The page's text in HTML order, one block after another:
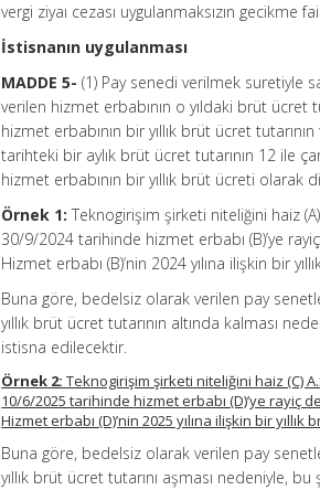
vergi ziyaı cezası uygulanmaksızın
İstisnanın uygulanması
MADDE 5-(1) Pay senedi verilmek suretiyle
verilen hizmet erbabının o yıldaki brüt ücret
hizmet erbabının bir yıllık brüt ücret
tarihteki bir aylık brüt ücret tutarının 12 ile
hizmet erbabının bir yıllık brüt ücreti olarak
Örnek 1:Teknogirişim şirketi niteliğini haiz
30/9/2024 tarihinde hizmet erbabı (B)’ye
Hizmet erbabı (B)’nin 2024 yılına ilişkin bir
Buna göre, bedelsiz olarak verilen pay
yıllık brüt ücret tutarının altında kalması
istisna edilecektir.
Örnek 2:Teknogirişim şirketi niteliğini haiz (C)
10/6/2025 tarihinde hizmet erbabı (D)’ye rayiç
Hizmet erbabı (D)’nin 2025 yılına ilişkin bir
Buna göre, bedelsiz olarak verilen pay
yıllık brüt ücret tutarını aşması nedeniyle,